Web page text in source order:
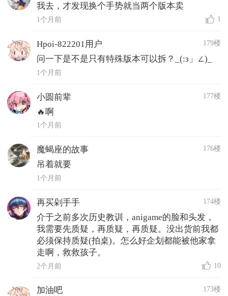
我去，才发现换个手势就当两个版本卖
1个月前 1
Hpoi-822201用户 179楼
问一下是不是只有特殊版本可以拆？_(:з」∠)_
1个月前
小圆前辈 177楼
🔥啊
1个月前
魔蝎座的故事 176楼
吊着就要
1个月前
再买剁手手 174楼
介于之前多次历史教训，anigame的脸和头发，
我需要先质疑，再质疑，再质疑。没出货前我都
必须保持质疑(拍桌)。怎么好企划都能被他家拿
走啊，救救孩子。
2个月前 10
加油吧 173楼